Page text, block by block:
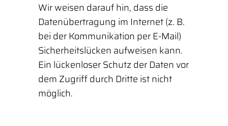
Wir weisen darauf hin, dass die
Datenübertragung im Internet (z. B.
bei der Kommunikation per E-Mail)
Sicherheitslücken aufweisen kann.
Ein lückenloser Schutz der Daten vor
dem Zugriff durch Dritte ist nicht
möglich.